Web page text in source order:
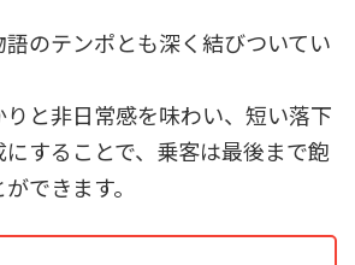
のテンポとも深く結びついてい
と非日常感を味わい、短い落下
することで、乗客は最後まで飽
できます。